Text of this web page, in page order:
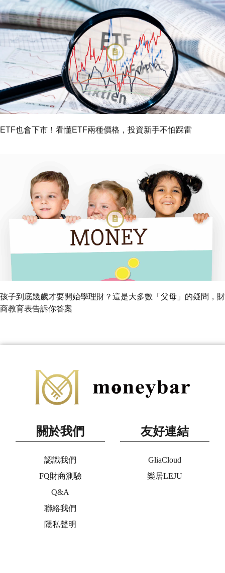
ETF也會下市！看懂ETF兩種價格，投資新手不怕踩雷
孩子到底幾歲才要開始學理財？這是大多數「父母」的疑問，財
商教育表告訴你答案
關於我們
認識我們
FQ財商測驗
Q&A
聯絡我們
隱私聲明
友好連結
GliaCloud
樂居LEJU